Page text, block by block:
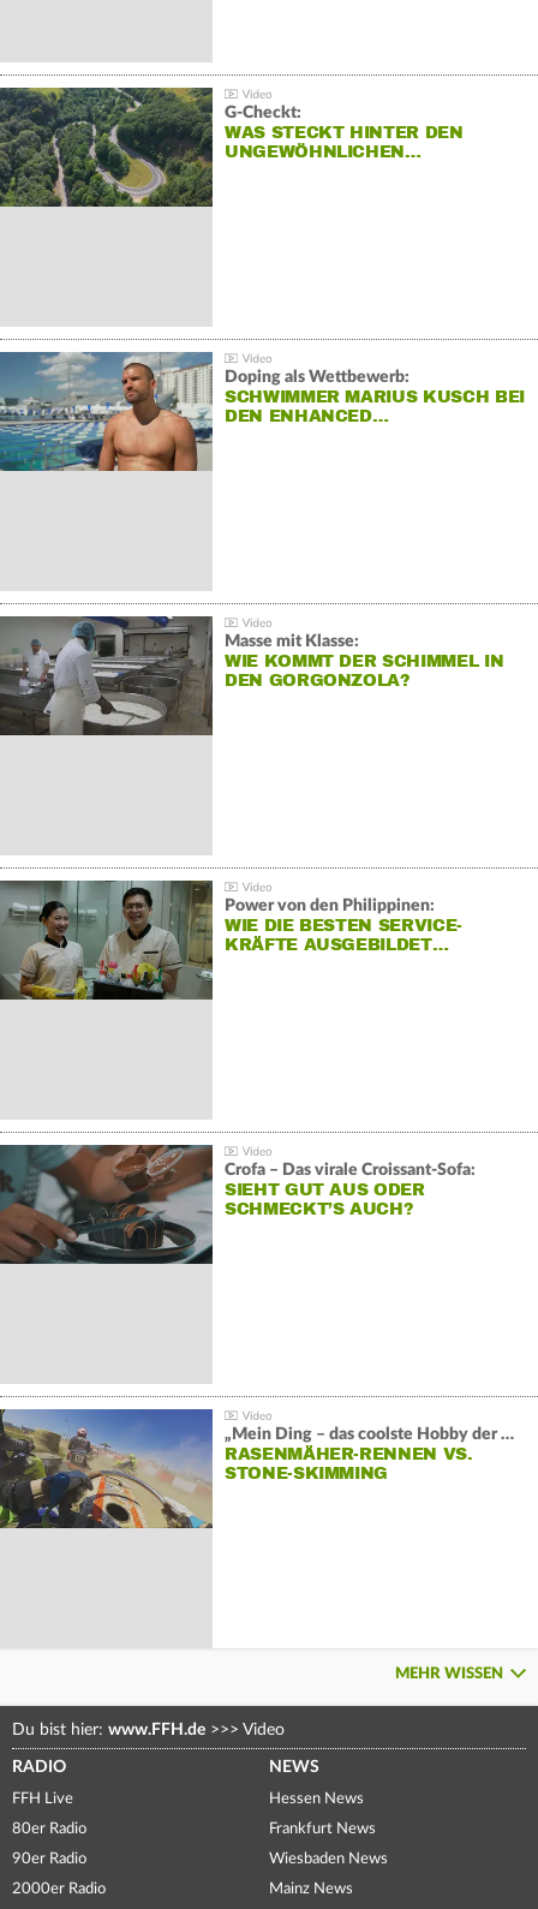
G-Checkt:
WAS STECKT HINTER DEN
UNGEWÖHNLICHEN…
Doping als Wettbewerb:
SCHWIMMER MARIUS KUSCH BEI
DEN ENHANCED…
Masse mit Klasse:
WIE KOMMT DER SCHIMMEL IN
DEN GORGONZOLA?
Power von den Philippinen:
WIE DIE BESTEN SERVICE-
KRÄFTE AUSGEBILDET…
Crofa – Das virale Croissant-Sofa:
SIEHT GUT AUS ODER
SCHMECKT’S AUCH?
„Mein Ding – das coolste Hobby der Welt“:
RASENMÄHER-RENNEN VS.
STONE-SKIMMING
MEHR WISSEN
Du bist hier: www.FFH.de >>> Video
RADIO
FFH Live
80er Radio
90er Radio
2000er Radio
NEWS
Hessen News
Frankfurt News
Wiesbaden News
Mainz News